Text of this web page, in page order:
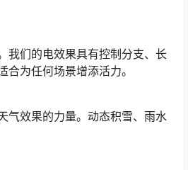
我们的电效果具有控制分支、长
合为任何场景增添活力。
气效果的力量。动态积雪、雨水